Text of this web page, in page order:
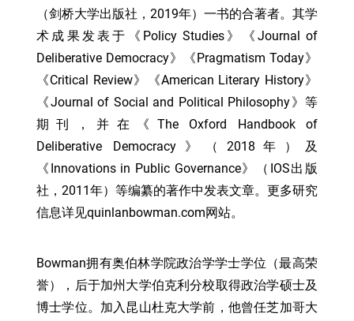
（剑桥大学出版社，2019年）一书的合著者。其学
术成果发表于《Policy Studies》《Journal of
Deliberative Democracy》《Pragmatism Today》
《Critical Review》《American Literary History》
《Journal of Social and Political Philosophy》等
期刊，并在《The Oxford Handbook of
Deliberative Democracy》（2018年）及
《Innovations in Public Governance》（IOS出版
社，2011年）等编纂的著作中发表文章。更多研究
信息详见quinlanbowman.com网站。
Bowman拥有奥伯林学院政治学学士学位（最高荣
誉），后于加州大学伯克利分校取得政治学硕士及
博士学位。加入昆山杜克大学前，他曾任芝加哥大